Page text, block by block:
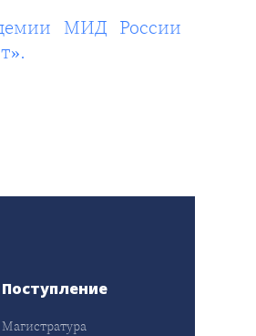
МИД России
Поступление
Магистратура